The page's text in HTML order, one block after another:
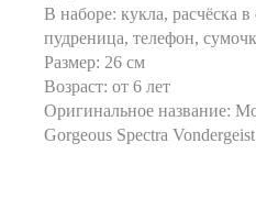
В наборе: кукла, расчёска
пудреница, телефон,
Размер: 26 см
Возраст: от 6 лет
Оригинальное название:
Gorgeous Spectra